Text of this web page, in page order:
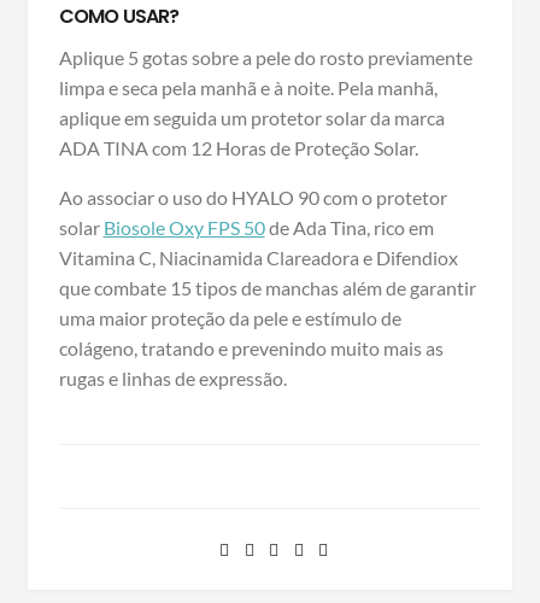
COMO USAR?
Aplique 5 gotas sobre a pele do rosto previamente
limpa e seca pela manhã e à noite. Pela manhã,
aplique em seguida um protetor solar da marca
ADA TINA com 12 Horas de Proteção Solar.
Ao associar o uso do HYALO 90 com o protetor
solar Biosole Oxy FPS 50de Ada Tina, rico em
Vitamina C, Niacinamida Clareadora e Difendiox
que combate 15 tipos de manchas além de garantir
uma maior proteção da pele e estímulo de
colágeno, tratando e prevenindo muito mais as
rugas e linhas de expressão.